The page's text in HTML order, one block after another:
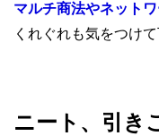
マルチ商法やネット
くれぐれも気をつけて
ニート、引き